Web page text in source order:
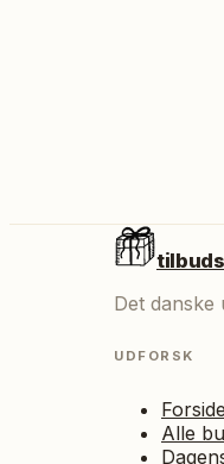
tilbuds
Det
UDFORSK
Alle